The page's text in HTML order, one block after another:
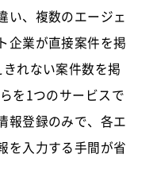
い、複数のエージェ
企業が直接案件を掲
れない案件数を掲
を1つのサービスで
報登録のみで、各エ
を入力する手間が省